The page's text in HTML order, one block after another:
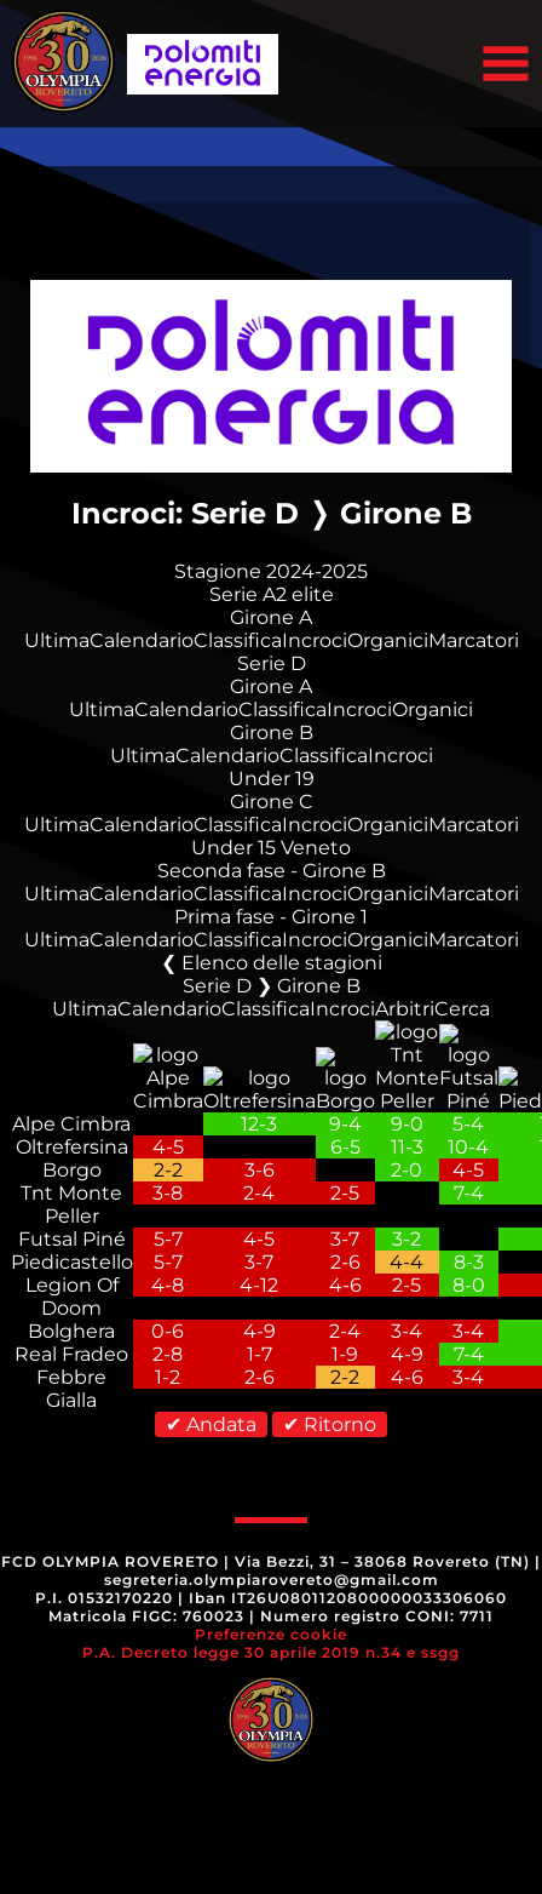
Incroci: Serie D ❭ Girone B
Stagione 2024-2025
Serie A2 elite
Girone A
UltimaCalendarioClassificaIncrociOrganiciMarcatori
Serie D
Girone A
UltimaCalendarioClassificaIncrociOrganici
Girone B
UltimaCalendarioClassificaIncroci
Under 19
Girone C
UltimaCalendarioClassificaIncrociOrganiciMarcatori
Under 15 Veneto
Seconda fase - Girone B
UltimaCalendarioClassificaIncrociOrganiciMarcatori
Prima fase - Girone 1
UltimaCalendarioClassificaIncrociOrganiciMarcatori
Elenco delle stagioni
Serie D ❯ Girone B
UltimaCalendarioClassificaIncrociArbitriCerca
Alpe Cimbra 12-3 9-4 9-0 5-4
Oltrefersina
4-5 6-5 11-3 10-4
Borgo
2-2 3-6 2-0
4-5
Tnt Monte
Peller
3-8 2-4 2-5
7-4
Futsal Piné
5-7 4-5 3-7
3-2
Piedicastello
5-7 3-7 2-6 4-4
8-3
Legion Of
Doom
4-8 4-12 4-6 2-5
8-0
Bolghera
0-6 4-9 2-4 3-4
3-4
Real Fradeo
2-8 1-7 1-9 4-9
7-4
Febbre
Gialla
1-2 2-6 2-2 4-6 3-4
✔ Andata ✔ Ritorno
FCD OLYMPIA ROVERETO | Via Bezzi, 31 – 38068 Rovereto (TN) |
segreteria.olympiarovereto@gmail.com
P.I. 01532170220 | Iban IT26U0801120800000033306060
Matricola FIGC: 760023 | Numero registro CONI: 7711
Preferenze cookie
P.A. Decreto legge 30 aprile 2019 n.34 e ssgg